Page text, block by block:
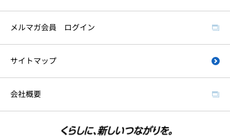
メルマガ会員 ログイン
サイトマップ
会社概要